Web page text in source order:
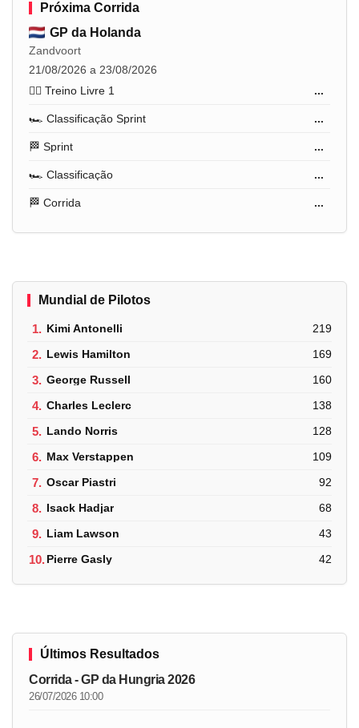
Próxima Corrida
GP da Holanda
Zandvoort
21/08/2026 a 23/08/2026
🏋️‍♂️ Treino Livre 1
...
🏎️ Classificação Sprint ...
🏁 Sprint ...
🏎️ Classificação ...
🏁 Corrida ...
Mundial de Pilotos
1. Kimi Antonelli 219
2. Lewis Hamilton 169
3. George Russell 160
4. Charles Leclerc 138
5. Lando Norris 128
6. Max Verstappen 109
7. Oscar Piastri 92
8. Isack Hadjar 68
9. Liam Lawson 43
10.Pierre Gasly 42
Últimos Resultados
Corrida - GP da Hungria 2026
26/07/2026 10:00